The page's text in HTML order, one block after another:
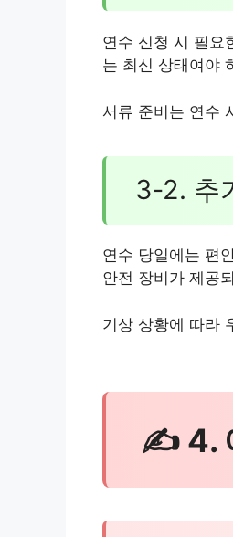
연수 신청 시 필요
는 최신 상태여야
서류 준비는 연수
3-2. 추
연수 당일에는 편
안전 장비가 제공
기상 상황에 따라
✍ 4.